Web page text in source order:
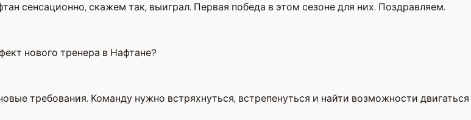
сенсационно, скажем так, выиграл. Первая победа в этом сезоне для них. Поздравляем.
нового тренера в Нафтане?
требования. Команду нужно встряхнуться, встрепенуться и найти возможности двигаться